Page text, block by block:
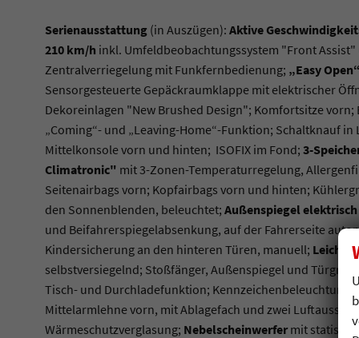
Serienausstattung (in Auszügen): Aktive
210 km/h inkl. Umfeldbeobachtungssystem "Front
Zentralverriegelung mit Funkfernbedienung; „Easy
Sensorgesteuerte Gepäckraumklappe mit elektrischer
Dekoreinlagen "New Brushed Design"; Komfortsitze vorn;
„Coming“- und „Leaving-Home“-Funktion; Schaltknauf
Mittelkonsole vorn und hinten; ISOFIX im Fond; 3-
Climatronic" mit 3-Zonen-Temperaturregelung,
Seitenairbags vorn; Kopfairbags vorn und hinten;
den Sonnenblenden, beleuchtet; Außenspiegel
und Beifahrerspiegelabsenkung, auf der Fahrerseite
Kindersicherung an den hinteren Türen, manuell;
selbstversiegelnd; Stoßfänger, Außenspiegel und Türgriffe
Tisch- und Durchladefunktion; Kennzeichenbeleuchtung
Mittelarmlehne vorn, mit Ablagefach und zwei
Wärmeschutzverglasung; Nebelscheinwerfermit